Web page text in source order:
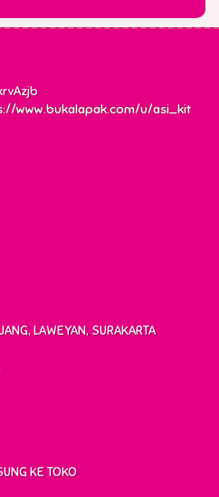
www.bukalapak.com/u/asi_kit
LAWEYAN, SURAKARTA
KE TOKO